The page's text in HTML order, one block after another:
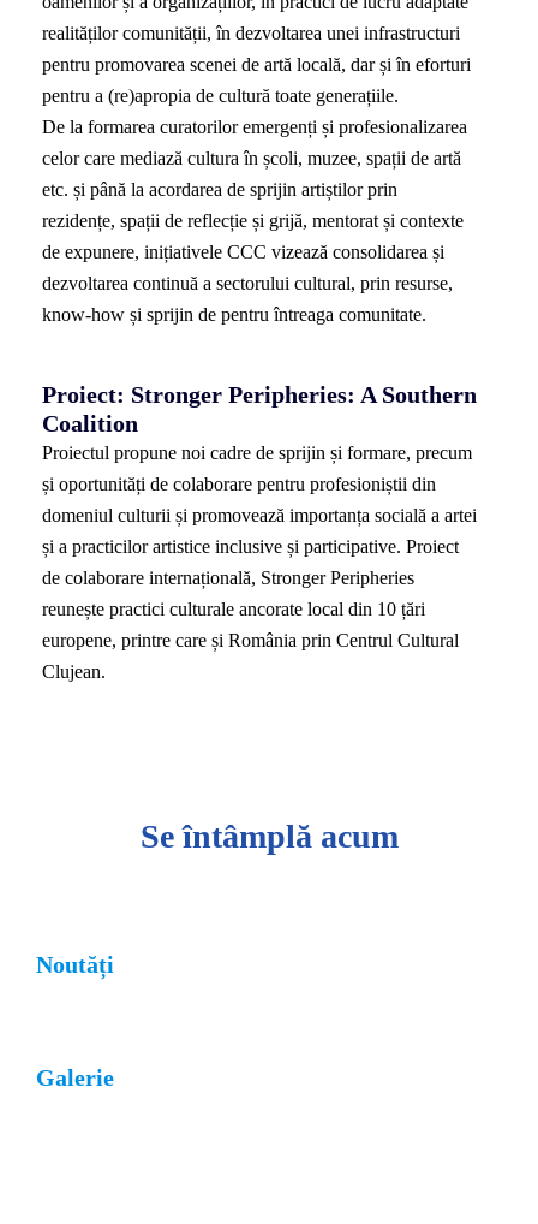
realităților comunității, în dezvoltarea unei infrastructuri
pentru promovarea scenei de artă locală, dar și în eforturi
pentru a (re)apropia de cultură toate generațiile.
De la formarea curatorilor emergenți și profesionalizarea
celor care mediază cultura în școli, muzee, spații de artă
etc. și până la acordarea de sprijin artiștilor prin
rezidențe, spații de reflecție și grijă, mentorat și contexte
de expunere, inițiativele CCC vizează consolidarea și
dezvoltarea continuă a sectorului cultural, prin resurse,
know-how și sprijin de pentru întreaga comunitate.
Proiect: Stronger Peripheries: A Southern
Coalition
Proiectul propune noi cadre de sprijin și formare, precum
și oportunități de colaborare pentru profesioniștii din
domeniul culturii și promovează importanța socială a artei
și a practicilor artistice inclusive și participative. Proiect
de colaborare internațională, Stronger Peripheries
reunește practici culturale ancorate local din 10 țări
europene, printre care și România prin Centrul Cultural
Clujean.
Se întâmplă acum
Noutăți
Galerie